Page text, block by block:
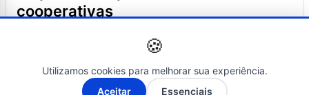
cooperativas
A- A+
🍪
Utilizamos cookies para melhorar sua experiência.
Aceitar
Essenciais